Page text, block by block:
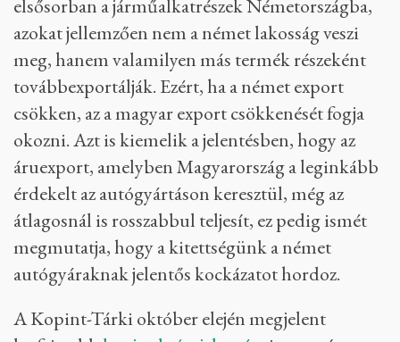
elsősorban a járműalkatrészek Németországba,
azokat jellemzően nem a német lakosság veszi
meg, hanem valamilyen más termék részeként
továbbexportálják. Ezért, ha a német export
csökken, az a magyar export csökkenését fogja
okozni. Azt is kiemelik a jelentésben, hogy az
áruexport, amelyben Magyarország a leginkább
érdekelt az autógyártáson keresztül, még az
átlagosnál is rosszabbul teljesít, ez pedig ismét
megmutatja, hogy a kitettségünk a német
autógyáraknak jelentős kockázatot hordoz.
A Kopint-Tárki október elején megjelent